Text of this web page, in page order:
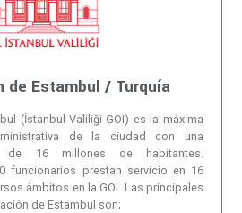
de Estambul / Turquía
(İstanbul Valiliği-GOI) es la máxima
de la ciudad con una
16 millones de habitantes.
funcionarios prestan servicio en 16
ámbitos en la GOI. Las principales
de Estambul son;